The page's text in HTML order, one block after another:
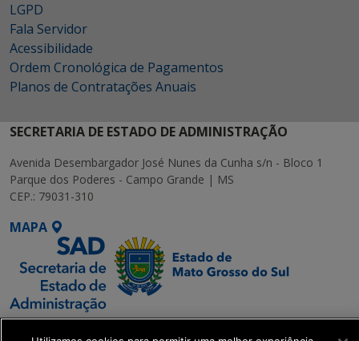
LGPD
Fala Servidor
Acessibilidade
Ordem Cronológica de Pagamentos
Planos de Contratações Anuais
SECRETARIA DE ESTADO DE ADMINISTRAÇÃO
Avenida Desembargador José Nunes da Cunha s/n - Bloco 1
Parque dos Poderes - Campo Grande | MS
CEP.: 79031-310
MAPA